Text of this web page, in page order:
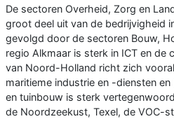
De sectoren Overheid, Zorg en
groot deel uit van de bedrijvigheid
gevolgd door de sectoren Bouw,
regio Alkmaar is sterk in ICT en de
van Noord-Holland richt zich
maritieme industrie en -diensten
en tuinbouw is sterk
de Noordzeekust, Texel, de VOC-